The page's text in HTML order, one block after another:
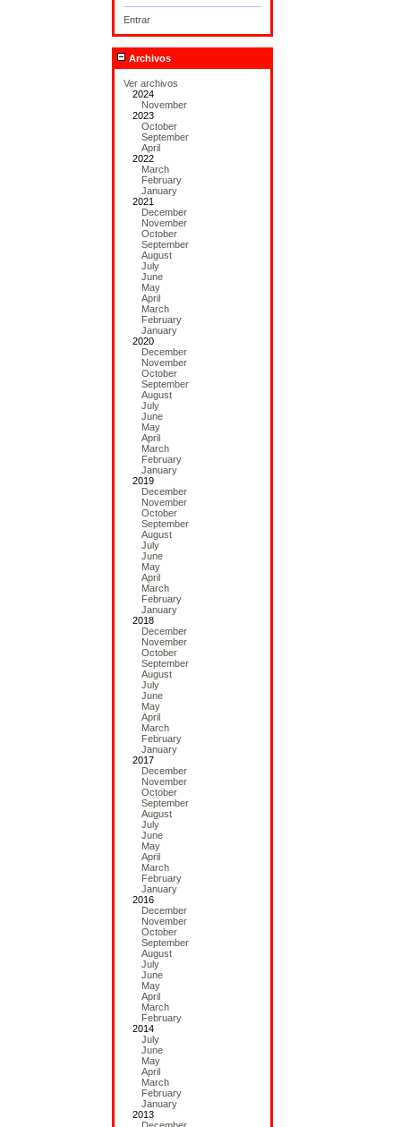
Entrar
Archivos
Ver archivos
2024
November
2023
October
September
April
2022
March
February
January
2021
December
November
October
September
August
July
June
May
April
March
February
January
2020
December
November
October
September
August
July
June
May
April
March
February
January
2019
December
November
October
September
August
July
June
May
April
March
February
January
2018
December
November
October
September
August
July
June
May
April
March
February
January
2017
December
November
October
September
August
July
June
May
April
March
February
January
2016
December
November
October
September
August
July
June
May
April
March
February
2014
July
June
May
April
March
February
January
2013